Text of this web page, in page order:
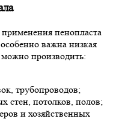
пенопласта
важна низкая
производить:
трубопроводов;
стен, потолков, полов;
и хозяйственных